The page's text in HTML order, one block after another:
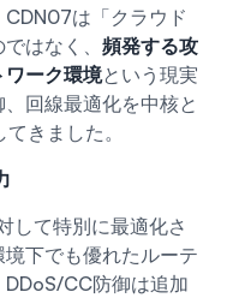
は「クラウド
はなく、 頻発する攻
ワーク環境という現実
回線最適化を中核と
きました。
して特別に最適化さ
下でも優れたルーテ
CC防御は追加